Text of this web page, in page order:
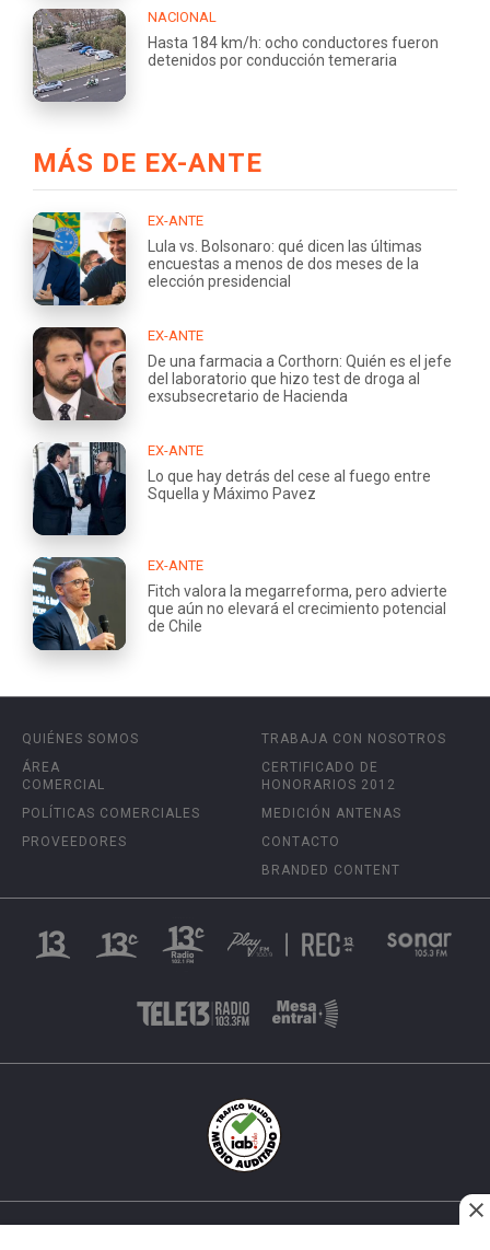
NACIONAL
Hasta 184 km/h: ocho conductores fueron
detenidos por conducción temeraria
MÁS DE EX-ANTE
EX-ANTE
Lula vs. Bolsonaro: qué dicen las últimas
encuestas a menos de dos meses de la
elección presidencial
EX-ANTE
De una farmacia a Corthorn: Quién es el jefe
del laboratorio que hizo test de droga al
exsubsecretario de Hacienda
EX-ANTE
Lo que hay detrás del cese al fuego entre
Squella y Máximo Pavez
EX-ANTE
Fitch valora la megarreforma, pero advierte
que aún no elevará el crecimiento potencial
de Chile
QUIÉNES SOMOS
ÁREA
COMERCIAL
POLÍTICAS COMERCIALES
PROVEEDORES
TRABAJA CON NOSOTROS
CERTIFICADO DE
HONORARIOS 2012
MEDICIÓN ANTENAS
CONTACTO
BRANDED CONTENT